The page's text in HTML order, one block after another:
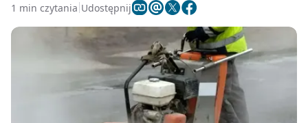
1 min czytania Udostępnij